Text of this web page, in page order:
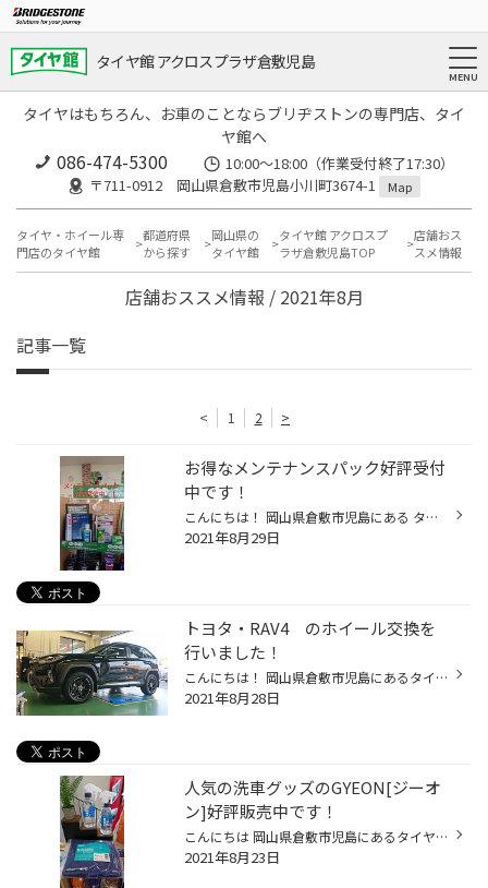
タイヤ館 アクロスプラザ倉敷児島
タイヤはもちろん、お車のことならブリヂストンの専門店、タイ
ヤ館へ
086-474-5300
10:00〜18:00（作業受付終了17:30）
〒711-0912 岡山県倉敷市児島小川町3674-1
Map
タイヤ・ホイール専
門店のタイヤ館
都道府県
から探す
岡山県の
タイヤ館
タイヤ館 アクロスプ
ラザ倉敷児島TOP
店舗おス
スメ情報
店舗おススメ情報 / 2021年8月
記事一覧
< 1 2 >
お得なメンテナンスパック好評受付
中です！
こんにちは！ 岡山県倉敷市児島にある タイヤ館 アクロスプラザ倉敷児島店スタッフのスマスです！ いつも当店のWebページをご覧いただきありがとうございます！ 児島では下津井でとれる下津井タコが有名です！刺身に始めタコ飯など瀬戸内海はおいしい海の幸が多いですよ！一度食べてみてください(^^...
2021年8月29日
トヨタ・RAV4 のホイール交換を
行いました！
こんにちは！ 岡山県倉敷市児島にあるタイヤ館 アクロスプラザ倉敷児島店スタッフのスマスです！ いつも当店のWEBページをご覧いただきありがとうございます！ 岡山県にもついに緊急事態宣言が発令されましたね・・・。 当店で非接触式アルコールスプレーや換気、店内消毒など行っております！ 本日...
2021年8月28日
人気の洗車グッズのGYEON[ジーオ
ン]好評販売中です！
こんにちは 岡山県倉敷市児島にあるタイヤ館 アクロスプラザ倉敷児島店スタッフのスマスです！ いつも当店のWEBページをご覧いただきありがとうございます！ ずっと続いた雨の日も段々と晴れた日が戻ってきましたね(^^♪ 暑さがまた戻ってきましたので熱中症などにお気を付けくださいね！ 本日は好評...
2021年8月23日